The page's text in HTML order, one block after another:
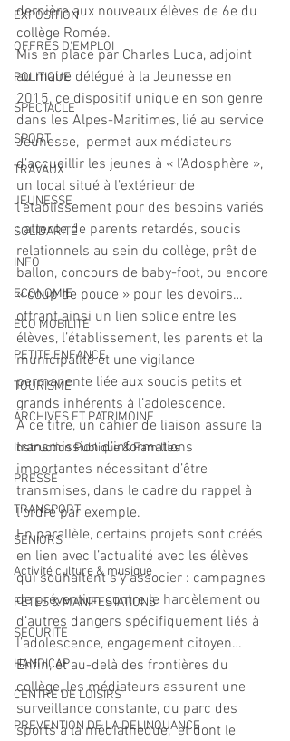
EXPOSITION
OFFRES D'EMPLOI
POLITIQUE
SPECTACLE
SPORT
TRAVAUX
JEUNESSE
SOLIDARITÉ
INFO
ECONOMIE
ECO MOBILITE
PETITE ENFANCE
TOURISME
ARCHIVES ET PATRIMOINE
Instruction Publique & Familles
PRESSE
TRANSPORT
SENIORS
Activité culture & musique
FETES & MANIFESTATIONS
SECURITE
HANDICAP
CENTRE DE LOISIRS
PREVENTION DE LA DELINQUANCE
dernière aux nouveaux élèves de 6e du
collège Romée.
Mis en place par Charles Luca, adjoint
au maire délégué à la Jeunesse en
2015, ce dispositif unique en son genre
dans les Alpes-Maritimes, lié au service
Jeunesse,  permet aux médiateurs
d’accueillir les jeunes à « l’Adosphère »,
un local situé à l’extérieur de
l’établissement pour des besoins variés
: attente de parents retardés, soucis
relationnels au sein du collège, prêt de
ballon, concours de baby-foot, ou encore
« coup de pouce » pour les devoirs…
offrant ainsi un lien solide entre les
élèves, l’établissement, les parents et la
municipalité et une vigilance
permanente liée aux soucis petits et
grands inhérents à l’adolescence.
A ce titre, un cahier de liaison assure la
transmission d’informations
importantes nécessitant d’être
transmises, dans le cadre du rappel à
l’ordre par exemple.
En parallèle, certains projets sont créés
en lien avec l’actualité avec les élèves
qui souhaitent s’y associer : campagnes
de prévention contre le harcèlement ou
d’autres dangers spécifiquement liés à
l’adolescence, engagement citoyen…
Enfin, et au-delà des frontières du
collège, les médiateurs assurent une
surveillance constante, du parc des
sports à la médiathèque,  et dont le